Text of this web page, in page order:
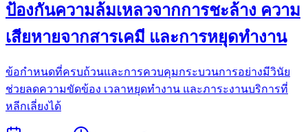
ป้องกันความล้มเหลวจากการชะล้าง ความ
เสียหายจากสารเคมี และการหยุดทำงาน
ข้อกำหนดที่ครบถ้วนและการควบคุมกระบวนการอย่างมีวินัย
ช่วยลดความขัดข้อง เวลาหยุดทำงาน และภาระงานบริการที่
หลีกเลี่ยงได้